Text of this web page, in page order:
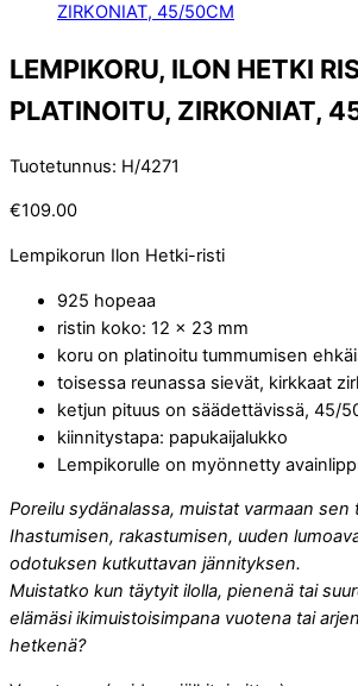
LEMPIKORU, ILON HETKI
PLATINOITU, ZIRKONIAT,
Tuotetunnus: H/4271
€109.00
Lempikorun Ilon Hetki-risti
925 hopeaa
ristin koko: 12 x 23 mm
koru on platinoitu tummumisen
toisessa reunassa sievät, kirkkaat
ketjun pituus on säädettävissä, 45/
kiinnitystapa: papukaijalukko
Lempikorulle on myönnetty
Poreilu sydänalassa, muistat varmaan sen
Ihastumisen, rakastumisen, uuden
odotuksen kutkuttavan jännityksen.
Muistatko kun täytyit ilolla, pienenä tai
elämäsi ikimuistoisimpana vuotena tai
hetkenä?